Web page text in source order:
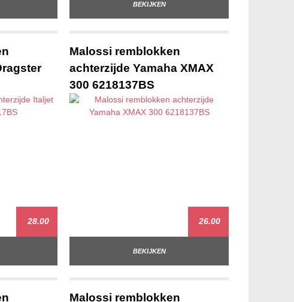
BEKIJKEN
28.00
Malossi remblokken
achterzijde Yamaha XMAX
300 6218137BS
26.00
BEKIJKEN
Malossi remblokken